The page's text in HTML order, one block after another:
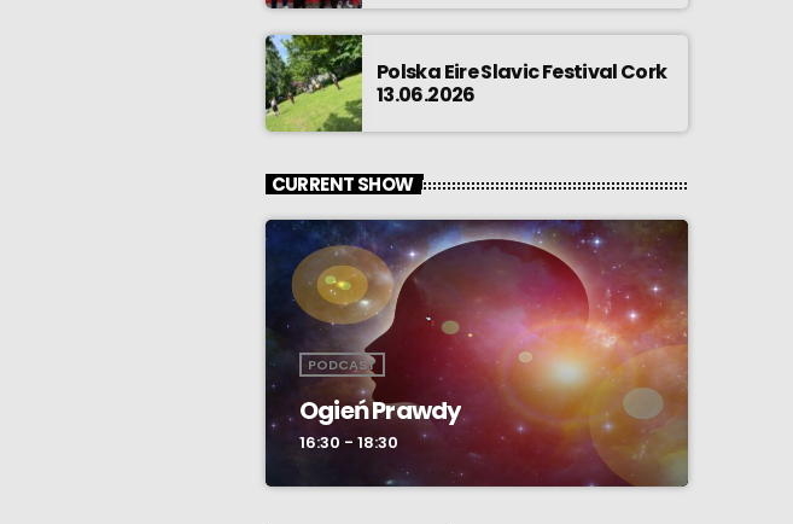
Polska Eire Slavic Festival Cork
13.06.2026
CURRENT SHOW
PODCAST
Ogień Prawdy
16:30 - 18:30